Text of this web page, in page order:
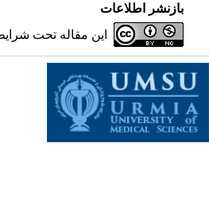
بازنشر اطلاعات
این مقاله تحت